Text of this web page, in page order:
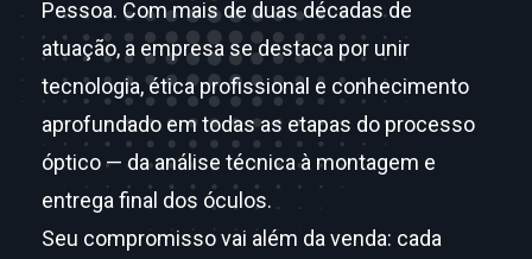
Pessoa. Com mais de duas décadas de
atuação, a empresa se destaca por unir
tecnologia, ética profissional e conhecimento
aprofundado em todas as etapas do processo
óptico — da análise técnica à montagem e
entrega final dos óculos.
Seu compromisso vai além da venda: cada